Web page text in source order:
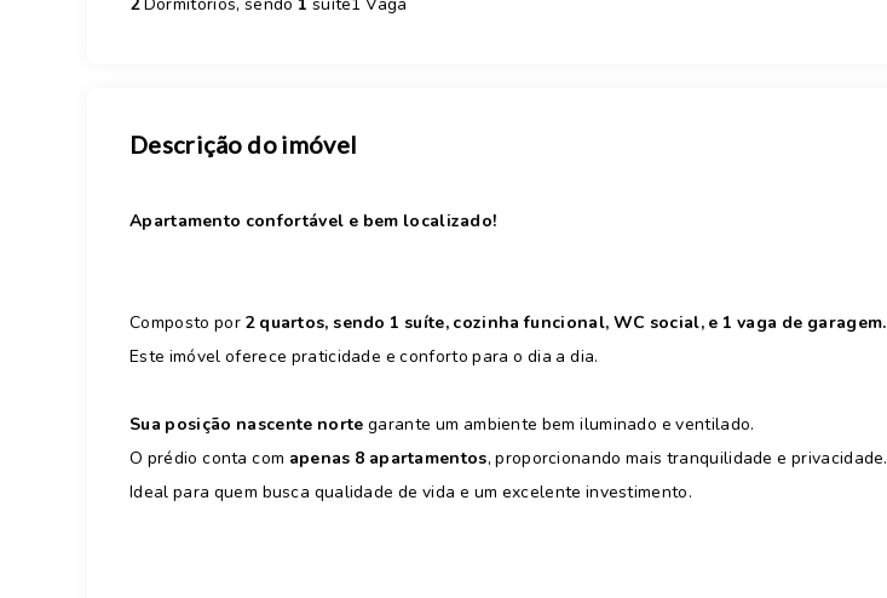
Descrição do imóvel
Apartamento confortável e bem localizado!
Composto por2 quartos, sendo 1 suíte, cozinha funcional, WC social, e 1 vaga de garagem.
Este imóvel oferece praticidade e conforto para o dia a dia.
Sua posição nascente nortegarante um ambiente bem iluminado e ventilado.
O prédio conta com apenas 8 apartamentos, proporcionando mais tranquilidade e privacidade.
Ideal para quem busca qualidade de vida e um excelente investimento.